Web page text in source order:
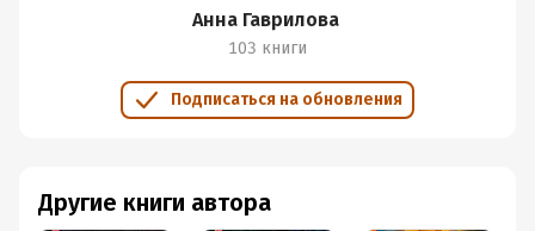
Анна Гаврилова
103 книги
Подписаться на обновления
Другие книги автора